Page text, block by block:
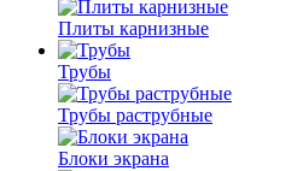
Плиты карнизные
Трубы
Трубы раструбные
Блоки экрана